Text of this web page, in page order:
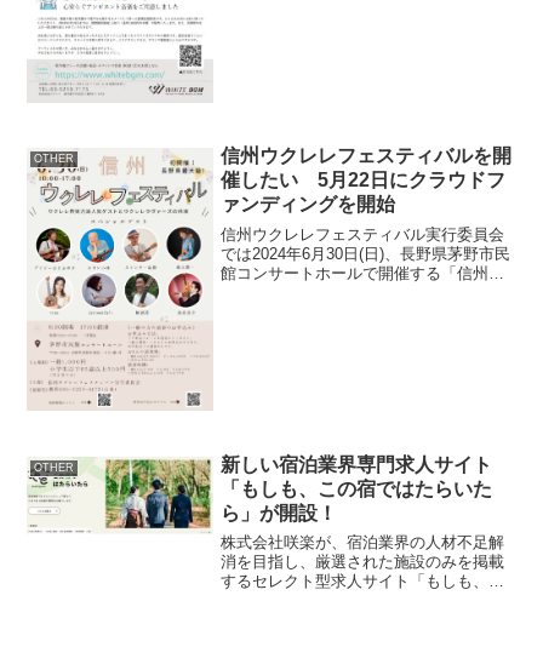
OTHER
信州ウクレレフェスティバルを開
催したい 5月22日にクラウドフ
ァンディングを開始
信州ウクレレフェスティバル実行委員会
では2024年6月30日(日)、長野県茅野市民
館コンサートホールで開催する「信州ウ
OTHER
新しい宿泊業界専門求人サイト
「もしも、この宿ではたらいた
ら」が開設！
株式会社咲楽が、宿泊業界の人材不足解
消を目指し、厳選された施設のみを掲載
するセレクト型求人サイト「もしも、こ